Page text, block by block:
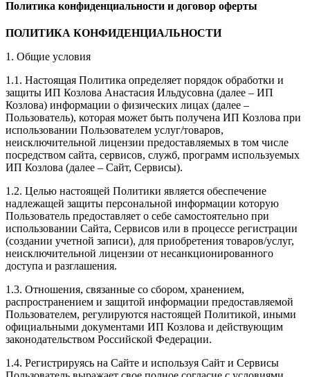
Политика конфиденциальности и договор оферты
ПОЛИТИКА КОНФИДЕНЦИАЛЬНОСТИ
1. Общие условия
1.1. Настоящая Политика определяет порядок обработки и
защиты ИП Козлова Анастасия Ильдусовна (далее – ИП
Козлова) информации о физических лицах (далее –
Пользователь), которая может быть получена ИП Козлова при
использовании Пользователем услуг/товаров,
неисключительной лицензии предоставляемых в том числе
посредством сайта, сервисов, служб, программ используемых
ИП Козлова (далее – Сайт, Сервисы).
1.2. Целью настоящей Политики является обеспечение
надлежащей защиты персональной информации которую
Пользователь предоставляет о себе самостоятельно при
использовании Сайта, Сервисов или в процессе регистрации
(создании учетной записи), для приобретения товаров/услуг,
неисключительной лицензии от несанкционированного
доступа и разглашения.
1.3. Отношения, связанные со сбором, хранением,
распространением и защитой информации предоставляемой
Пользователем, регулируются настоящей Политикой, иными
официальными документами ИП Козловa и действующим
законодательством Российской Федерации.
1.4. Регистрируясь на Сайте и используя Сайт и Сервисы